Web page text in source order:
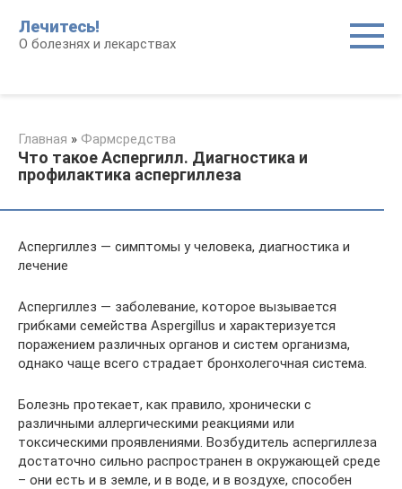
контенту
Лечитесь!
О болезнях и лекарствах
Главная » Фармсредства
Что такое Аспергилл. Диагностика и
профилактика аспергиллеза
Аспергиллез — симптомы у человека, диагностика и
лечение
Аспергиллез — заболевание, которое вызывается
грибками семейства Aspergillus и характеризуется
поражением различных органов и систем организма,
однако чаще всего страдает бронхолегочная система.
Болезнь протекает, как правило, хронически с
различными аллергическими реакциями или
токсическими проявлениями. Возбудитель аспергиллеза
достаточно сильно распространен в окружающей среде
– они есть и в земле, и в воде, и в воздухе, способен